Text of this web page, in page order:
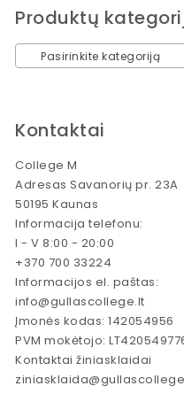
Produktų
Pasirinkite kategoriją
Kontaktai
College M
Adresas Savanorių pr. 23A
50195 Kaunas
Informacija telefonu:
I - V 8:00 - 20:00
+370 700 33224
Informacijos el. paštas:
info@gullascollege.lt
Įmonės kodas: 142054956
PVM mokėtojo:
Kontaktai žiniasklaidai